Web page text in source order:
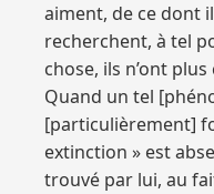
aiment, de ce dont
recherchent, à tel
chose, ils n’ont
Quand un tel
[particulièrement]
extinction » est
trouvé par lui, au